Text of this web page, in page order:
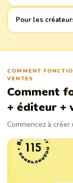
et la livraison.
Pour les
COMMENT
VENTES
Comment
+ éditeur +
Commencez à